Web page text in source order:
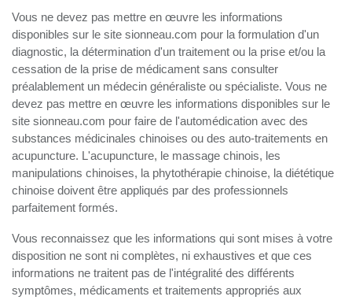
Vous ne devez pas mettre en œuvre les informations
disponibles sur le site sionneau.com pour la formulation d'un
diagnostic, la détermination d'un traitement ou la prise et/ou la
cessation de la prise de médicament sans consulter
préalablement un médecin généraliste ou spécialiste. Vous ne
devez pas mettre en œuvre les informations disponibles sur le
site sionneau.com pour faire de l'automédication avec des
substances médicinales chinoises ou des auto-traitements en
acupuncture. L'acupuncture, le massage chinois, les
manipulations chinoises, la phytothérapie chinoise, la diététique
chinoise doivent être appliqués par des professionnels
parfaitement formés.
Vous reconnaissez que les informations qui sont mises à votre
disposition ne sont ni complètes, ni exhaustives et que ces
informations ne traitent pas de l'intégralité des différents
symptômes, médicaments et traitements appropriés aux